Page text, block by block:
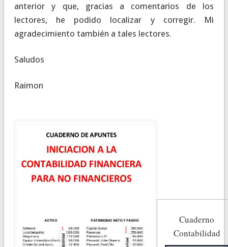
anterior y que, gracias a comentarios de los
lectores, he podido localizar y corregir. Mi
agradecimiento también a tales lectores.
Saludos
Raimon
Cuaderno
Contabilidad